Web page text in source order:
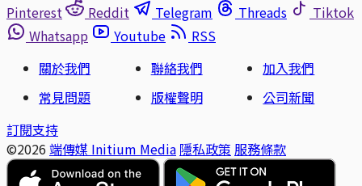
Pinterest
Reddit Telegram Threads
Tiktok
Whatsapp
Youtube
RSS
關於我們
聯絡我們
加入我們
常見問題
版權聲明
公司新聞
訂閱支持
©2026 端傳媒 Initium Media 隱私政策 服務條款